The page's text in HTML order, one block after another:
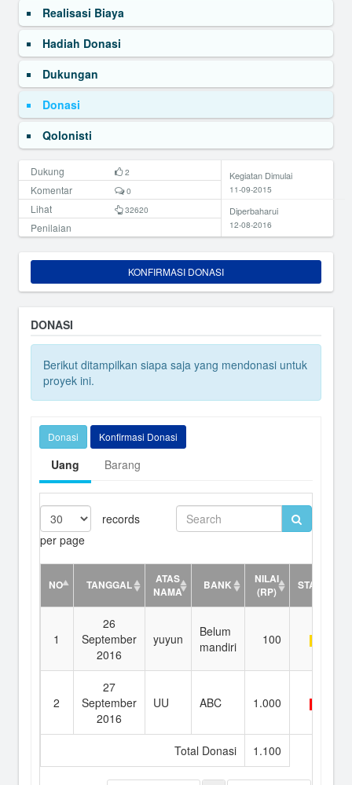
Realisasi Biaya
Hadiah Donasi
Dukungan
Donasi
Qolonisti
Dukung 2
Komentar 0
Lihat 32620
Penilaian
Kegiatan Dimulai
11-09-2015
Diperbaharui
12-08-2016
KONFIRMASI DONASI
DONASI
Berikut ditampilkan siapa saja yang mendonasi untuk
proyek ini.
Donasi Konfirmasi Donasi
Uang Barang
records
per page
NO TANGGAL
ATAS
NAMA
BANK
NILAI
(RP)
STATUS
Total Donasi 1.100
1
26
September
2016
yuyun
Belum
mandiri
100
2
27
September
2016
UU ABC 1.000